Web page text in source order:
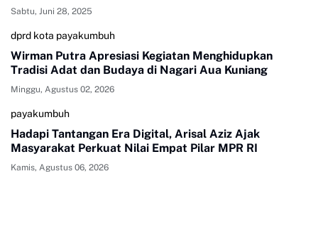
Sabtu, Juni 28, 2025
dprd kota payakumbuh
Wirman Putra Apresiasi Kegiatan Menghidupkan
Tradisi Adat dan Budaya di Nagari Aua Kuniang
Minggu, Agustus 02, 2026
payakumbuh
Hadapi Tantangan Era Digital, Arisal Aziz Ajak
Masyarakat Perkuat Nilai Empat Pilar MPR RI
Kamis, Agustus 06, 2026